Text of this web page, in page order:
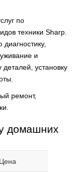
по
техники Sharp.
и
установку
ремонт,
домашних
Цена